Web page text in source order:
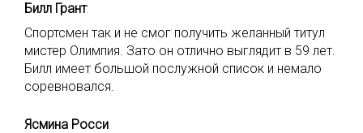
Билл Грант
Спортсмен так и не смог получить желанный титул
мистер Олимпия. Зато он отлично выглядит в 59 лет.
Билл имеет большой послужной список и немало
соревновался.
Ясмина Росси